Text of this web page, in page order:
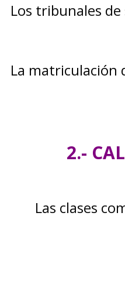
Los tribunales
La matriculación
2.-
Las clases